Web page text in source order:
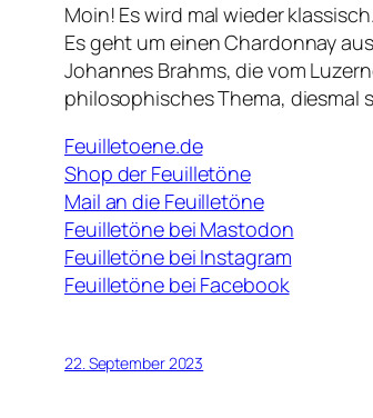
Moin! Es wird mal wieder
Es geht um einen Chardonnay
Johannes Brahms, die vom
philosophisches Thema, diesmal
Feuilletoene.de
Shop der Feuilletöne
Mail an die Feuilletöne
Feuilletöne bei Mastodon
Feuilletöne bei Instagram
Feuilletöne bei Facebook
22. September 2023